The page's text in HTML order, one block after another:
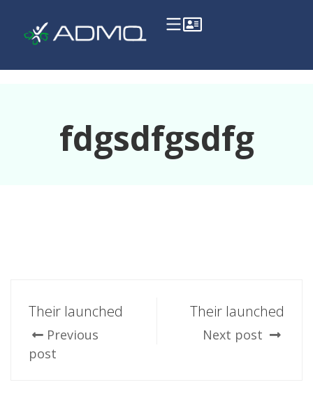
fdgsdfgsdfg
Their launched
Previous
post
Their launched
Next post